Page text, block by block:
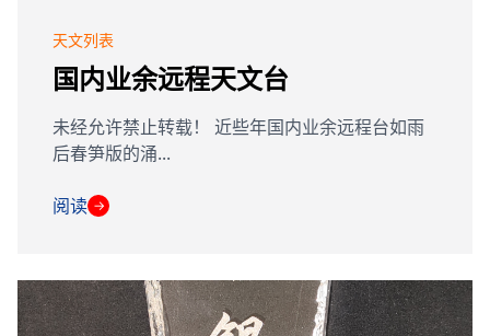
天文列表
国内业余远程天文台
未经允许禁止转载！ 近些年国内业余远程台如雨
后春笋版的涌...
阅读 →